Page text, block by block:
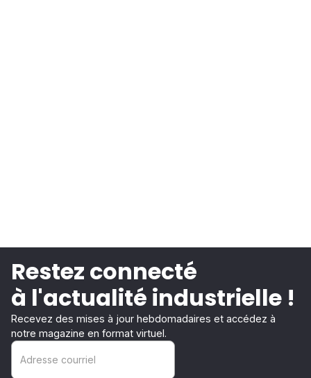
Restez connecté
à l'actualité industrielle !
Recevez des mises à jour hebdomadaires et accédez à
notre magazine en format virtuel.